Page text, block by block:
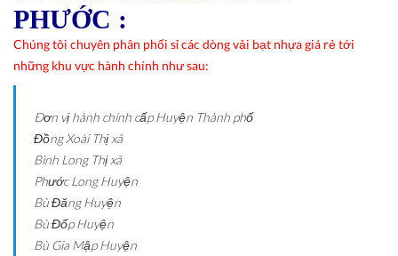
PHƯỚC :
Chúng tôi chuyên phân phối sỉ các dòng vải bạt nhựa giá rẻ tới
những khu vực hành chính như sau:
Ðơn vị hành chính cấp Huyện Thành phố
Đồng Xoài Thị xã
Bình Long Thị xã
Phước Long Huyện
Bù Đăng Huyện
Bù Đốp Huyện
Bù Gia Mập Huyện